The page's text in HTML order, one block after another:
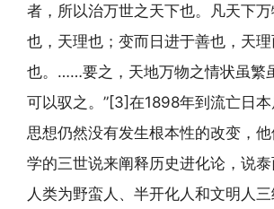
者，所以治万世之天下也。凡天下
也，天理也；变而日进于善也，天
也。……要之，天地万物之情状虽繁
可以驭之。”[3]在1898年到流亡日
思想仍然没有发生根本性的改变，
学的三世说来阐释历史进化论，说
人类为野蛮人、半开化人和文明人